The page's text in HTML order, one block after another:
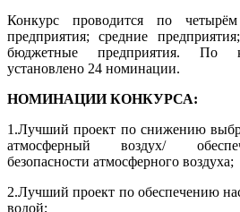
Конкурс проводится по
предприятия; средние
бюджетные предприятия. По
установлено 24 номинации.
НОМИНАЦИИ КОНКУРСА:
1.Лучший проект по снижению
атмосферный воздух/
безопасности атмосферного воздуха;
2.Лучший проект по обеспечению
водой;